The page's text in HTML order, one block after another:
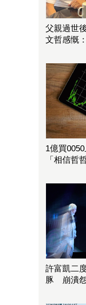
父親過世
文哲感慨
1億買
「相信哲
許富凱二
豚 崩潰怨